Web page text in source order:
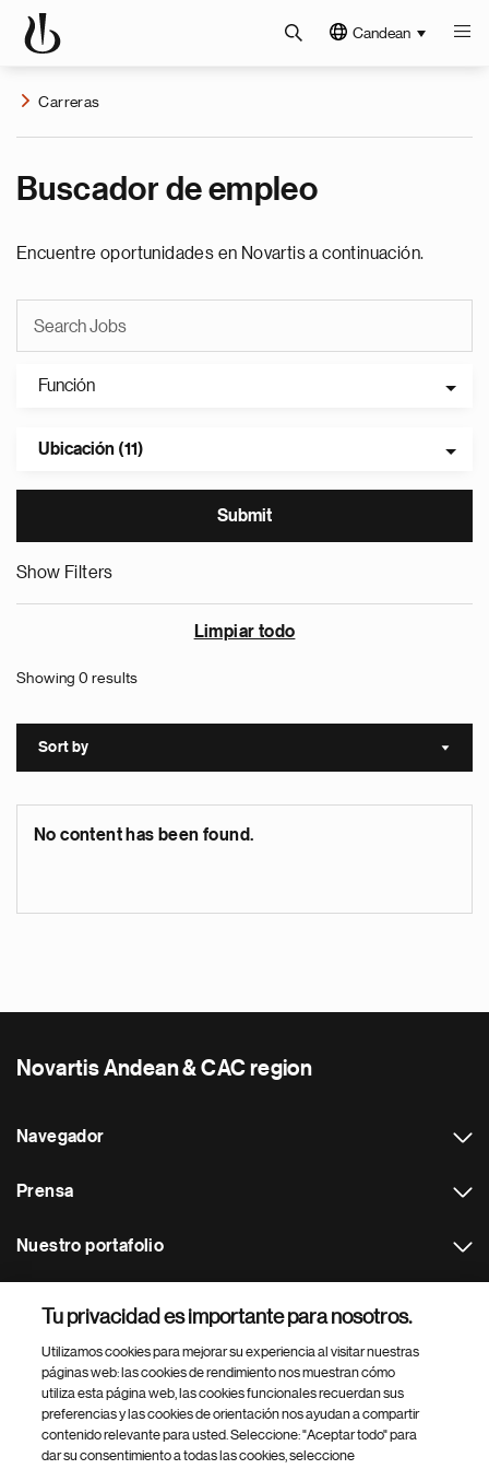
Candean
Carreras
Buscador de empleo
Encuentre oportunidades en Novartis a continuación.
Función
Ubicación (11)
Show Filters
Limpiar todo
Showing 0 results
Sort by Sort
No content has been found.
Novartis Andean & CAC region
Navegador
Prensa
Nuestro portafolio
Footer Site Search
Tu privacidad es importante para nosotros.
Utilizamos cookies para mejorar su experiencia al visitar nuestras
páginas web: las cookies de rendimiento nos muestran cómo
utiliza esta página web, las cookies funcionales recuerdan sus
preferencias y las cookies de orientación nos ayudan a compartir
contenido relevante para usted. Seleccione: "Aceptar todo" para
dar su consentimiento a todas las cookies, seleccione